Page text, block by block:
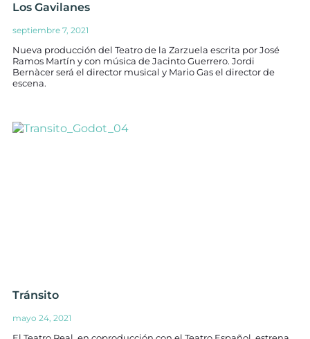
Los Gavilanes
septiembre 7, 2021
Nueva producción del Teatro de la Zarzuela escrita por José
Ramos Martín y con música de Jacinto Guerrero. Jordi
Bernàcer será el director musical y Mario Gas el director de
escena.
Tránsito
mayo 24, 2021